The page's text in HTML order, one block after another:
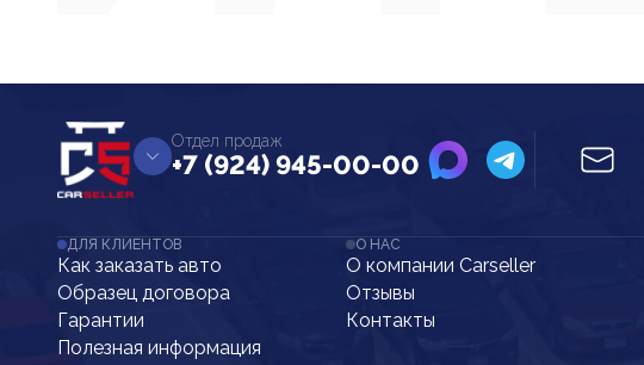
Отдел продаж
+7 (924) 945-00-00
ДЛЯ КЛИЕНТОВ
Как заказать авто
Образец договора
Гарантии
Полезная информация
О НАС
О компании Carseller
Отзывы
Контакты